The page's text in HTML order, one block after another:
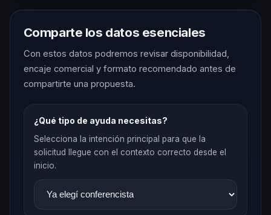
Comparte los datos esenciales
Con estos datos podremos revisar disponibilidad,
encaje comercial y formato recomendado antes de
compartirte una propuesta.
¿Qué tipo de ayuda necesitas?
Selecciona la intención principal para que la
solicitud llegue con el contexto correcto desde el
inicio.